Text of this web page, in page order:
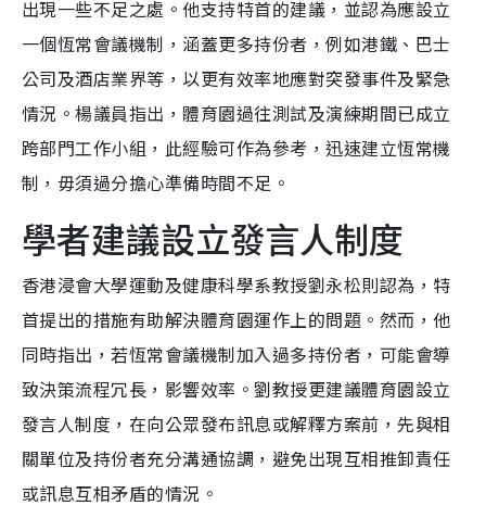
出現一些不足之處。他支持特首的建議，並認為應設立
一個恆常會議機制，涵蓋更多持份者，例如港鐵、巴士
公司及酒店業界等，以更有效率地應對突發事件及緊急
情況。楊議員指出，體育園過往測試及演練期間已成立
跨部門工作小組，此經驗可作為參考，迅速建立恆常機
制，毋須過分擔心準備時間不足。
學者建議設立發言人制度
香港浸會大學運動及健康科學系教授劉永松則認為，特
首提出的措施有助解決體育園運作上的問題。然而，他
同時指出，若恆常會議機制加入過多持份者，可能會導
致決策流程冗長，影響效率。劉教授更建議體育園設立
發言人制度，在向公眾發布訊息或解釋方案前，先與相
關單位及持份者充分溝通協調，避免出現互相推卸責任
或訊息互相矛盾的情況。